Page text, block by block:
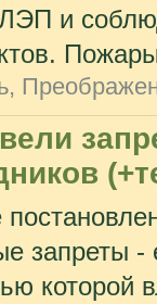
и
запреты -
которой